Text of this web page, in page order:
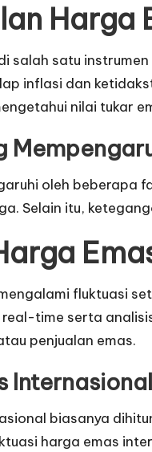
Harga
salah satu
inflasi dan
nilai tukar
oleh beberapa
Selain itu,
fluktuasi
time serta
penjualan emas.
biasanya
harga emas